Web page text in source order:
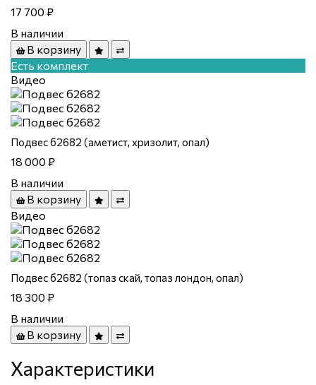
17 700 ₽
В наличии
В корзину
Есть комплект
Видео
Подвес б2682 (аметист, хризолит, опал)
18 000 ₽
В наличии
В корзину
Видео
Подвес б2682 (топаз скай, топаз лондон, опал)
18 300 ₽
В наличии
В корзину
Характеристики